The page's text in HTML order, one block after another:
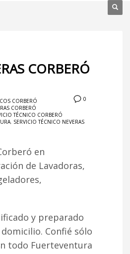
CORBERÓ
0
CORBERÓ
CORBERÓ
TÉCNICO CORBERÓ
, SERVICIO TÉCNICO NEVERAS
en
de Lavadoras,
y preparado
Confié sólo
todo Fuerteventura